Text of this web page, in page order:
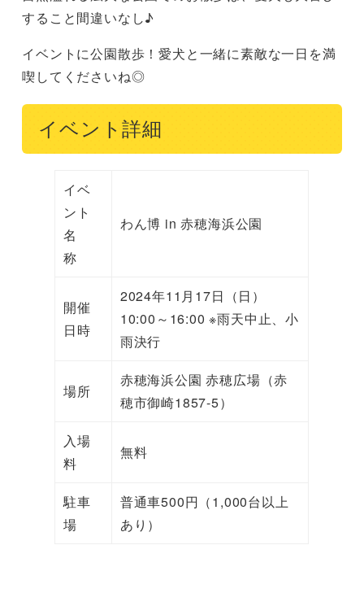
すること間違いなし♪
イベントに公園散歩！愛犬と一緒に素敵な一日を満
喫してくださいね◎
イベント詳細
イベ
ント
名
称
わん博 in 赤穂海浜公園
開催
日時
2024年11月17日（日）
10:00～16:00 ※雨天中止、小
雨決行
場所
赤穂海浜公園 赤穂広場（赤
穂市御崎1857-5）
入場
料
無料
駐車
場
普通車500円（1,000台以上
あり）